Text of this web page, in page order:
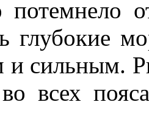
потемнело
глубокие
и сильным.
всех